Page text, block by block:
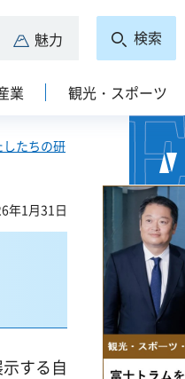
魅力 検索
業 観光・スポーツ
たちの研
年1月31日
する自